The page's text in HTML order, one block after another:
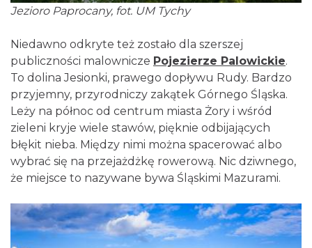
Jezioro Paprocany, fot. UM Tychy
Niedawno odkryte też zostało dla szerszej
publiczności malownicze Pojezierze Palowickie.
To dolina Jesionki, prawego dopływu Rudy. Bardzo
przyjemny, przyrodniczy zakątek Górnego Śląska.
Leży na północ od centrum miasta Żory i wśród
zieleni kryje wiele stawów, pięknie odbijających
błękit nieba. Między nimi można spacerować albo
wybrać się na przejażdżkę rowerową. Nic dziwnego,
że miejsce to nazywane bywa Śląskimi Mazurami.